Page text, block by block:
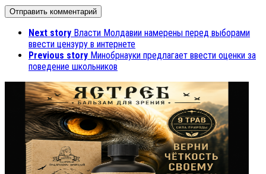
Next story Власти Молдавии намерены перед выборами
ввести цензуру в интернете
Previous story Минобрнауки предлагает ввести оценки за
поведение школьников